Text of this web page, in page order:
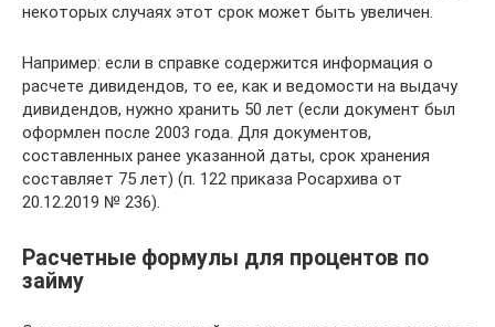
некоторых случаях этот срок может быть увеличен.
Например: если в справке содержится информация о
расчете дивидендов, то ее, как и ведомости на выдачу
дивидендов, нужно хранить 50 лет (если документ был
оформлен после 2003 года. Для документов,
составленных ранее указанной даты, срок хранения
составляет 75 лет) (п. 122 приказа Росархива от
20.12.2019 № 236).
Расчетные формулы для процентов по
займу